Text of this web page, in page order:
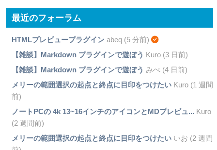
最近のフォーラム
HTMLプレビュープラグインabeq (5 分前)
【雑談】Markdown プラグインで遊ぼう Kuro (3 日前)
【雑談】Markdown プラグインで遊ぼう みぺ (4 日前)
メリーの範囲選択の起点と終点に目印をつけたいKuro (1 週間
前)
ノートPCの 4k 13~16インチのアイコンとMDプレビュ... Kuro
(2 週間前)
メリーの範囲選択の起点と終点に目印をつけたいいお (2 週間